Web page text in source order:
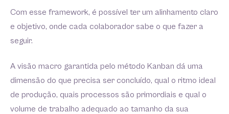
Com esse framework, é possível ter um alinhamento claro
e objetivo, onde cada colaborador sabe o que fazer a
seguir.
A visão macro garantida pelo método Kanban dá uma
dimensão do que precisa ser concluído, qual o ritmo ideal
de produção, quais processos são primordiais e qual o
volume de trabalho adequado ao tamanho da sua